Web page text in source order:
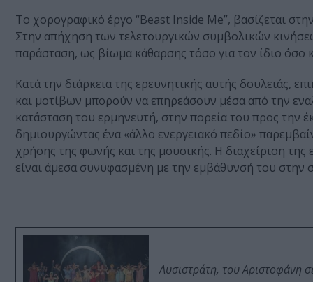
Το χορογραφικό έργο “Beast Inside Me”, βασίζεται
Στην απήχηση των τελετουργικών συμβολικών
παράσταση, ως βίωμα κάθαρσης τόσο για τον ίδιο όσο
Κατά την διάρκεια της ερευνητικής αυτής δουλειάς,
και μοτίβων μπορούν να επηρεάσουν μέσα από την
κατάσταση του ερμηνευτή, στην πορεία του προς την
δημιουργώντας ένα «άλλο ενεργειακό πεδίο»
χρήσης της φωνής και της μουσικής. Η διαχείριση
είναι άμεσα συνυφασμένη με την εμβάθυνσή του στην
Λυσιστράτη, του Αριστοφάνη